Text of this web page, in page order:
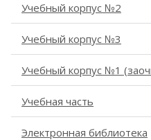
Учебный корпус №2
Учебный корпус №3
Учебный корпус №1
Учебная часть
Электронная библиотека